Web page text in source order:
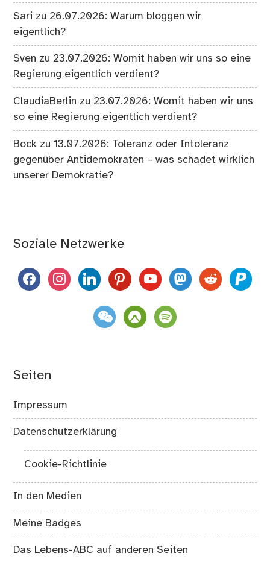
Sari zu 26.07.2026: Warum bloggen wir
eigentlich?
Sven zu 23.07.2026: Womit haben wir uns so eine
Regierung eigentlich verdient?
ClaudiaBerlin zu 23.07.2026: Womit haben wir uns
so eine Regierung eigentlich verdient?
Bock zu13.07.2026: Toleranz oder Intoleranz
gegenüber Antidemokraten – was schadet wirklich
unserer Demokratie?
Soziale Netzwerke
facebookinstagramlinkedinpinterestyoutubemastodon
reddit paypal
weixin komootspotify
Seiten
Impressum
Datenschutzerklärung
Cookie-Richtlinie
In den Medien
Meine Badges
Das Lebens-ABC auf anderen Seiten